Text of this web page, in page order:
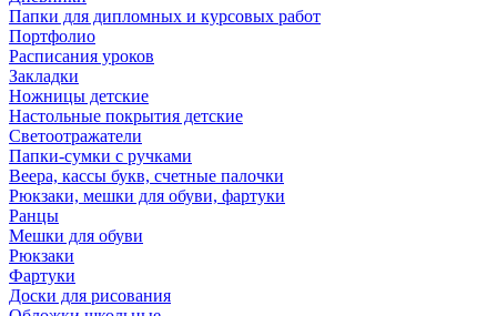
Папки для дипломных и курсовых работ
Портфолио
Расписания уроков
Закладки
Ножницы детские
Настольные покрытия детские
Светоотражатели
Папки-сумки с ручками
Веера, кассы букв, счетные палочки
Рюкзаки, мешки для обуви, фартуки
Ранцы
Мешки для обуви
Рюкзаки
Фартуки
Доски для рисования